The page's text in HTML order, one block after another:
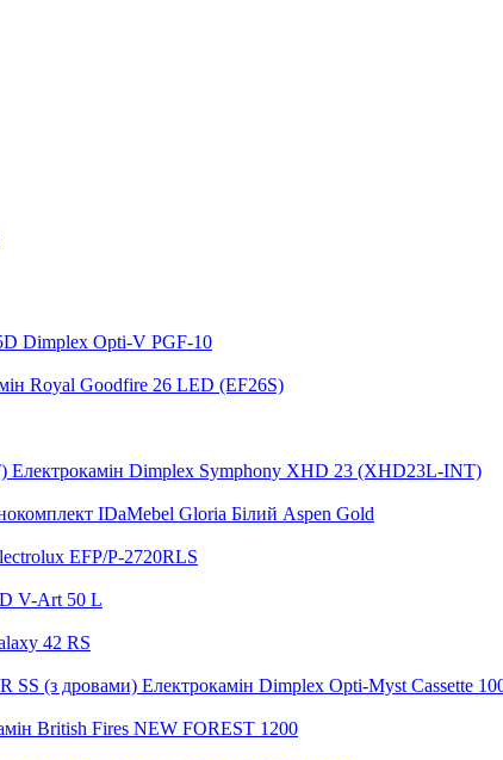
Dimplex Opti-V PGF-10
Royal Goodfire 26 LED (EF26S)
Електрокамін Dimplex Symphony XHD 23 (XHD23L-INT)
IDaMebel Gloria Білий Aspen Gold
EFP/P-2720RLS
V-Art 50 L
42 RS
Електрокамін Dimplex Opti-Myst Cassette
British Fires NEW FOREST 1200